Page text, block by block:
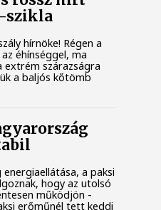
szikla
hírnöke! Régen a
éhínséggel, ma
extrém szárazságra
a baljós kőtömb
a paksi
hogy az utolsó
működjön -
erőműnél tett keddi